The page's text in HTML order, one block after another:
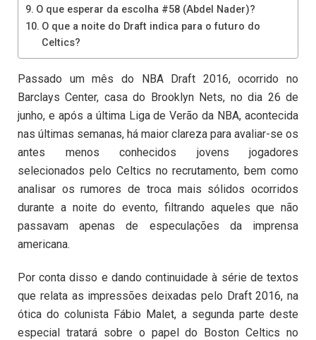
O que esperar da escolha #58 (Abdel Nader)?
O que a noite do Draft indica para o futuro do
Celtics?
Passado um mês do NBA Draft 2016, ocorrido no
Barclays Center, casa do Brooklyn Nets, no dia 26 de
junho, e após a última Liga de Verão da NBA, acontecida
nas últimas semanas, há maior clareza para avaliar-se os
antes menos conhecidos jovens jogadores
selecionados pelo Celtics no recrutamento, bem como
analisar os rumores de troca mais sólidos ocorridos
durante a noite do evento, filtrando aqueles que não
passavam apenas de especulações da imprensa
americana.
Por conta disso e dando continuidade à série de textos
que relata as impressões deixadas pelo Draft 2016, na
ótica do colunista Fábio Malet, a segunda parte deste
especial tratará sobre o papel do Boston Celtics no